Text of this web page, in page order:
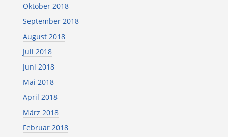
Oktober 2018
September 2018
August 2018
Juli 2018
Juni 2018
Mai 2018
April 2018
März 2018
Februar 2018